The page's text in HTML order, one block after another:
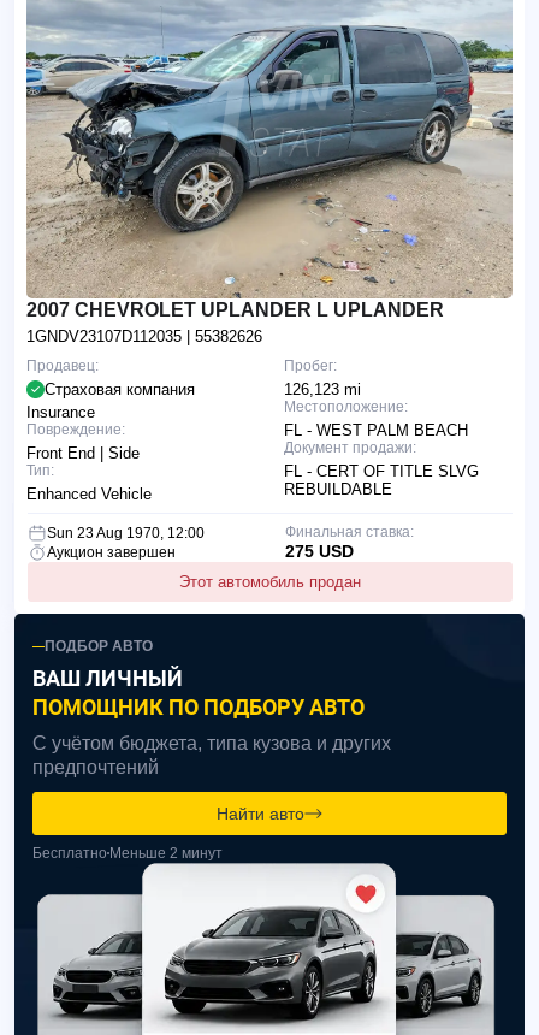
2007 CHEVROLET UPLANDER L UPLANDER
1GNDV23107D112035 | 55382626
Пробег:
126,123 mi
Местоположение:
FL - WEST PALM BEACH
Документ продажи:
FL - CERT OF TITLE SLVG
REBUILDABLE
Продавец:
Страховая компания
Insurance
Повреждение:
Front End | Side
Тип:
Enhanced Vehicle
Sun 23 Aug 1970, 12:00
Аукцион завершен
Этот автомобиль продан
Финальная ставка:
275 USD
ПОДБОР АВТО
ВАШ ЛИЧНЫЙ
ПОМОЩНИК ПО ПОДБОРУ АВТО
С учётом бюджета, типа кузова и других
предпочтений
Найти авто
Бесплатно Меньше 2 минут